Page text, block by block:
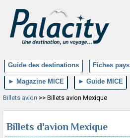
Guide des destinations Fiches pays
► Magazine MICE ► Guide MICE
Billets avion >> Billets avion Mexique
Billets d'avion Mexique